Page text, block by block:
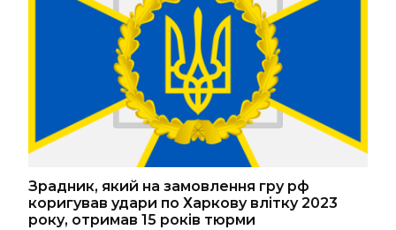
Зрадник, який на замовлення гру рф
коригував удари по Харкову влітку 2023
року, отримав 15 років тюрми